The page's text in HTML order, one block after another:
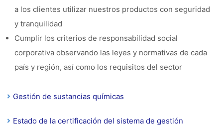
a los clientes utilizar nuestros productos con seguridad
y tranquilidad
Cumplir los criterios de responsabilidad social
corporativa observando las leyes y normativas de cada
país y región, así como los requisitos del sector
Gestión de sustancias químicas
Estado de la certificación del sistema de gestión